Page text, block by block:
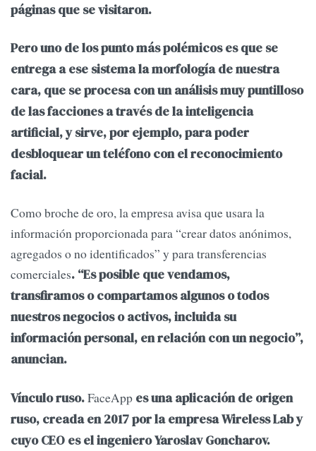
páginas que se visitaron.
Pero uno de los punto más polémicos es que se
entrega a ese sistema la morfología de nuestra
cara, que se procesa con un análisis muy puntilloso
de las facciones a través de la inteligencia
artificial, y sirve, por ejemplo, para poder
desbloquear un teléfono con el reconocimiento
facial.
Como broche de oro, la empresa avisa que usara la
información proporcionada para “crear datos anónimos,
agregados o no identificados” y para transferencias
comerciales. “Es posible que vendamos,
transfiramos o compartamos algunos o todos
nuestros negocios o activos, incluida su
información personal, en relación con un negocio”,
anuncian.
Vínculo ruso.FaceApp es una aplicación de origen
ruso, creada en 2017 por la empresa Wireless Lab y
cuyo CEO es el ingeniero Yaroslav Goncharov.